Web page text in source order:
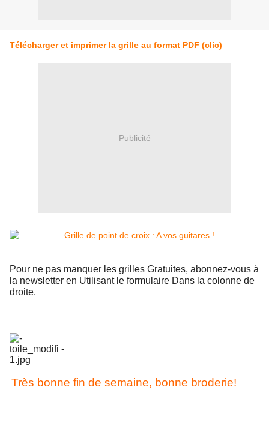
Télécharger et imprimer la grille au format PDF (clic)
Publicité
Pour ne pas manquer les grilles Gratuites, abonnez-vous à
la newsletter en Utilisant le formulaire Dans la colonne de
droite.
Très bonne fin de semaine, bonne broderie!